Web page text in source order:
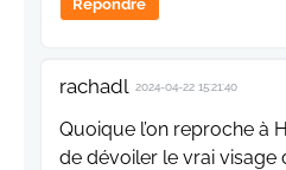
Répondre
rachadl 2024-04-22 15:21:40
Quoique l’on reproche à
de dévoiler le vrai visage